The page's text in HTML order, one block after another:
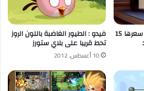
لعبة FINAL FANTASY III سعرها 15 فيدو : الطيور الغاضبة باللون الروز
تحط قريبا على بلاي ستورز
10 أغسطس, 2012